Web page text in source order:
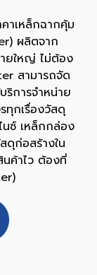
คาเหล็กฉากคุ้ม
ผลิตจาก
ยใหญ่ ไม่ต้อง
สามารถจัด
ริการจำหน่าย
กเรื่องวัสดุ
นซ์ เหล็กกล่อง
ก่อสร้างใน
ค้าไว ต้องที่